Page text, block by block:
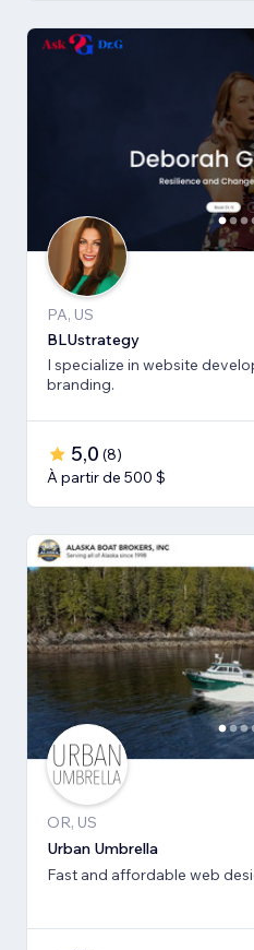
PA, US
BLUstrategy
I specialize in website
branding.
5,0 (8)
À partir de 500 $
OR, US
Urban Umbrella
Fast and affordable web